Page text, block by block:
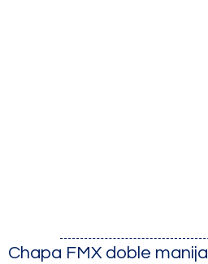
Chapa FMX doble manija